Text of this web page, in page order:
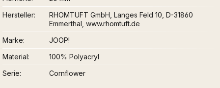
Hersteller
RHOMTUFT GmbH, Langes Feld 10, D-31860
Emmerthal, www.rhomtuft.de
Marke
JOOP!
Material
100% Polyacryl
Serie
Cornflower